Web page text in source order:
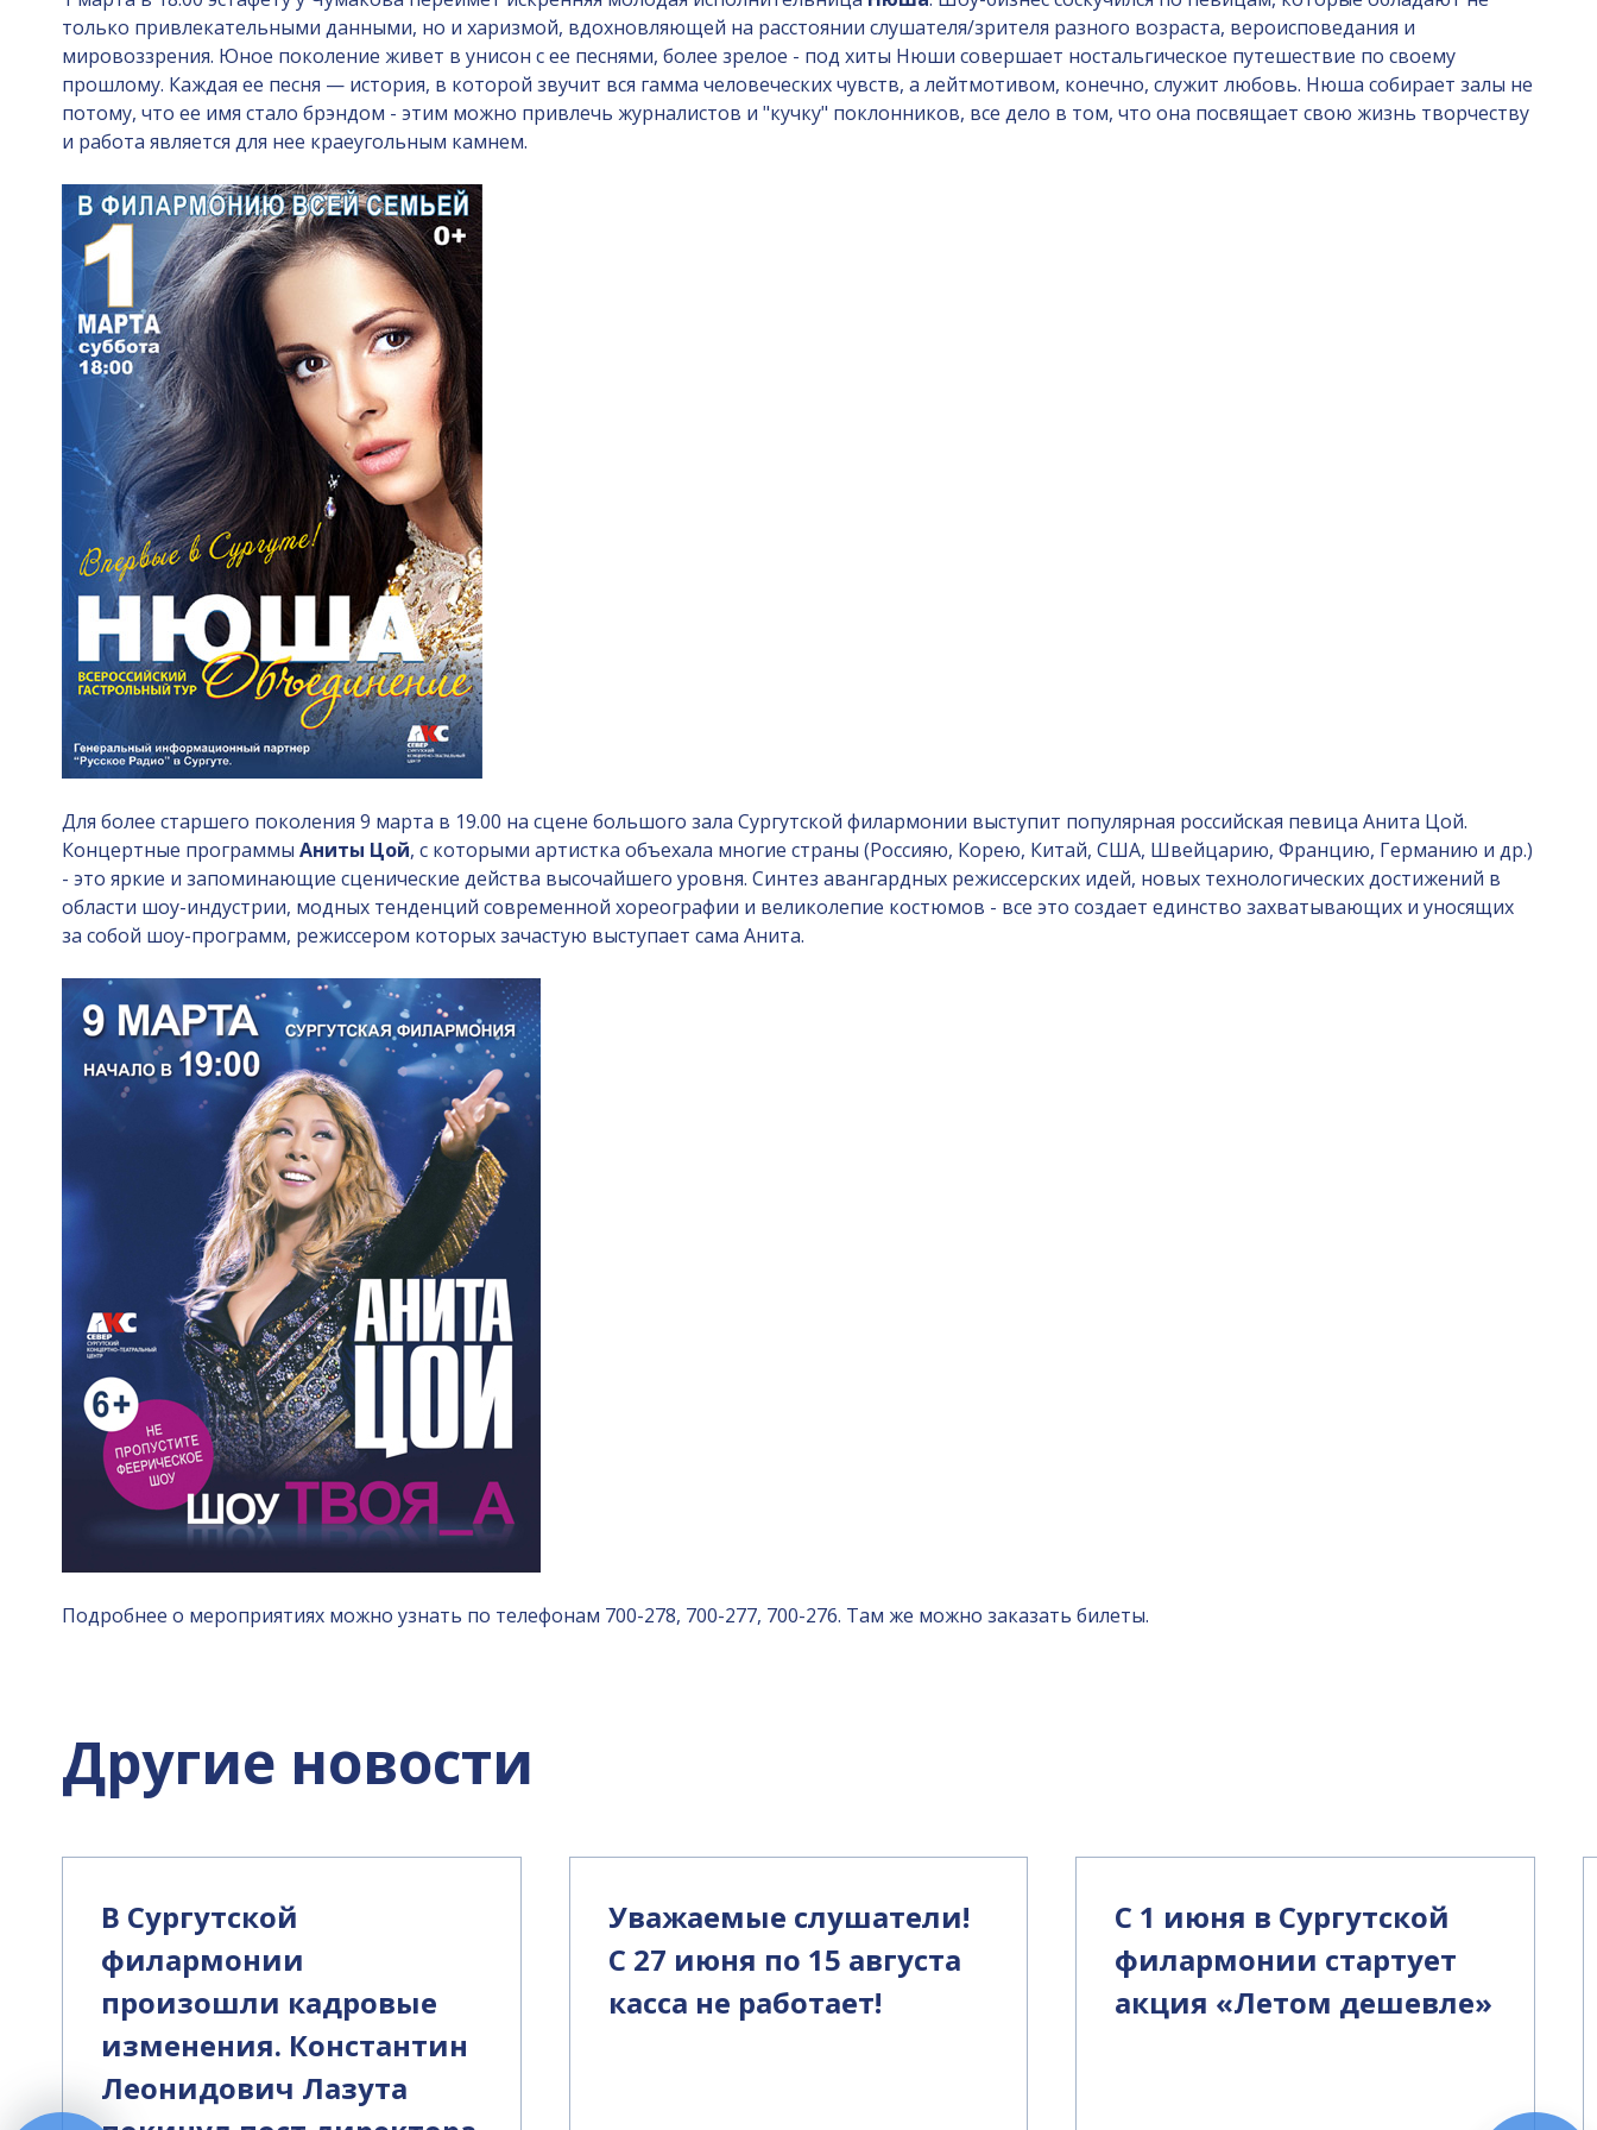
только привлекательными данными, но и харизмой, вдохновляющей на расстоянии слушателя/зрителя разного возраста, вероисповедания и
мировоззрения. Юное поколение живет в унисон с ее песнями, более зрелое - под хиты Нюши совершает ностальгическое путешествие по своему
прошлому. Каждая ее песня — история, в которой звучит вся гамма человеческих чувств, а лейтмотивом, конечно, служит любовь. Нюша собирает залы не
потому, что ее имя стало брэндом - этим можно привлечь журналистов и "кучку" поклонников, все дело в том, что она посвящает свою жизнь творчеству
и работа является для нее краеугольным камнем.
Для более старшего поколения 9 марта в 19.00 на сцене большого зала Сургутской филармонии выступит популярная российская певица Анита Цой.
Концертные программы Аниты Цой, с которыми артистка объехала многие страны (Россияю, Корею, Китай, США, Швейцарию, Францию, Германию и др.)
- это яркие и запоминающие сценические действа высочайшего уровня. Синтез авангардных режиссерских идей, новых технологических достижений в
области шоу-индустрии, модных тенденций современной хореографии и великолепие костюмов - все это создает единство захватывающих и уносящих
за собой шоу-программ, режиссером которых зачастую выступает сама Анита.
Подробнее о мероприятиях можно узнать по телефонам 700-278, 700-277, 700-276. Там же можно заказать билеты.
Другие новости
В Сургутской
филармонии
произошли кадровые
изменения. Константин
Леонидович Лазута
Уважаемые слушатели!
С 27 июня по 15 августа
касса не работает!
С 1 июня в Сургутской
филармонии стартует
акция «Летом дешевле»